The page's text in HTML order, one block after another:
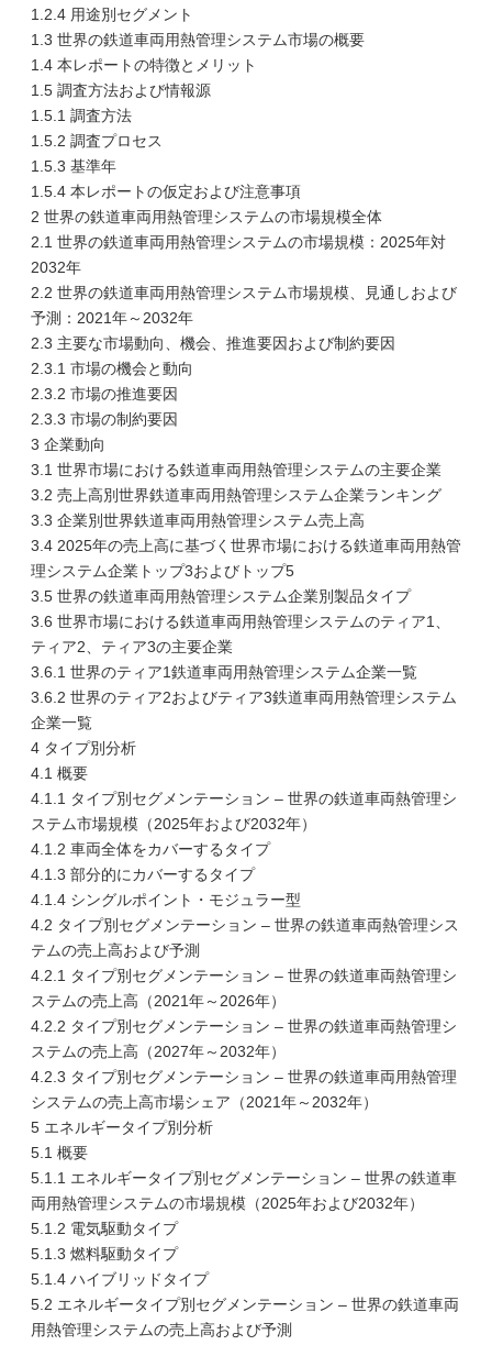
1.2.4 用途別セグメント
1.3 世界の鉄道車両用熱管理システム市場の概要
1.4 本レポートの特徴とメリット
1.5 調査方法および情報源
1.5.1 調査方法
1.5.2 調査プロセス
1.5.3 基準年
1.5.4 本レポートの仮定および注意事項
2 世界の鉄道車両用熱管理システムの市場規模全体
2.1 世界の鉄道車両用熱管理システムの市場規模：2025年対
2032年
2.2 世界の鉄道車両用熱管理システム市場規模、見通しおよび
予測：2021年～2032年
2.3 主要な市場動向、機会、推進要因および制約要因
2.3.1 市場の機会と動向
2.3.2 市場の推進要因
2.3.3 市場の制約要因
3 企業動向
3.1 世界市場における鉄道車両用熱管理システムの主要企業
3.2 売上高別世界鉄道車両用熱管理システム企業ランキング
3.3 企業別世界鉄道車両用熱管理システム売上高
3.4 2025年の売上高に基づく世界市場における鉄道車両用熱管
理システム企業トップ3およびトップ5
3.5 世界の鉄道車両用熱管理システム企業別製品タイプ
3.6 世界市場における鉄道車両用熱管理システムのティア1、
ティア2、ティア3の主要企業
3.6.1 世界のティア1鉄道車両用熱管理システム企業一覧
3.6.2 世界のティア2およびティア3鉄道車両用熱管理システム
企業一覧
4 タイプ別分析
4.1 概要
4.1.1 タイプ別セグメンテーション – 世界の鉄道車両熱管理シ
ステム市場規模（2025年および2032年）
4.1.2 車両全体をカバーするタイプ
4.1.3 部分的にカバーするタイプ
4.1.4 シングルポイント・モジュラー型
4.2 タイプ別セグメンテーション – 世界の鉄道車両熱管理シス
テムの売上高および予測
4.2.1 タイプ別セグメンテーション – 世界の鉄道車両熱管理シ
ステムの売上高（2021年～2026年）
4.2.2 タイプ別セグメンテーション – 世界の鉄道車両熱管理シ
ステムの売上高（2027年～2032年）
4.2.3 タイプ別セグメンテーション – 世界の鉄道車両用熱管理
システムの売上高市場シェア（2021年～2032年）
5 エネルギータイプ別分析
5.1 概要
5.1.1 エネルギータイプ別セグメンテーション – 世界の鉄道車
両用熱管理システムの市場規模（2025年および2032年）
5.1.2 電気駆動タイプ
5.1.3 燃料駆動タイプ
5.1.4 ハイブリッドタイプ
5.2 エネルギータイプ別セグメンテーション – 世界の鉄道車両
用熱管理システムの売上高および予測